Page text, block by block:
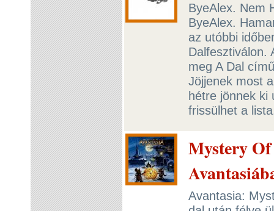
ByeAlex. Nem
ByeAlex.
az utóbbi
Dalfesztiválon.
meg A Dal
Jöjjenek most
hétre jönnek ki
frissülhet a
Mystery Of
Avantasia: